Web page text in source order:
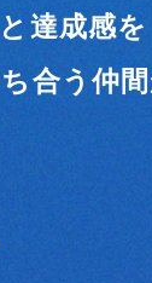
達成感を
合う仲